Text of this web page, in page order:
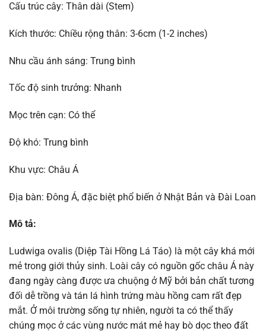
Cấu trúc cây: Thân dài (Stem)
Kích thước: Chiều rộng thân: 3-6cm (1-2 inches)
Nhu cầu ánh sáng: Trung bình
Tốc độ sinh trưởng: Nhanh
Mọc trên cạn: Có thể
Độ khó: Trung bình
Khu vực: Châu Á
Địa bàn: Đông Á, đặc biệt phổ biến ở Nhật Bản và Đài Loan
Mô tả:
Ludwiga ovalis (Diệp Tài Hồng Lá Táo) là một cây khá mới
mẻ trong giới thủy sinh. Loài cây có nguồn gốc châu Á này
đang ngày càng được ưa chuộng ở Mỹ bởi bản chất tương
đối dễ trồng và tán lá hình trứng màu hồng cam rất đẹp
mắt. Ở môi trường sống tự nhiên, người ta có thể thấy
chúng mọc ở các vùng nước mát mẻ hay bò dọc theo đất